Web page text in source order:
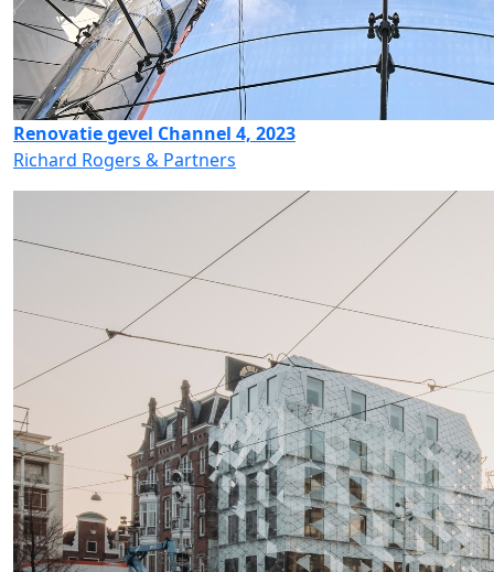
Renovatie gevel Channel 4, 2023
Richard Rogers & Partners